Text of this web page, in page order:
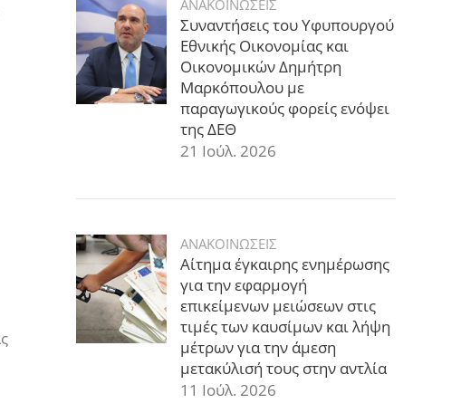
ΑΝΑΚΟΙΝΩΣΕΙΣ
Συναντήσεις του Υφυπουργού
Εθνικής Οικονομίας και
Οικονομικών Δημήτρη
Μαρκόπουλου με
παραγωγικούς φορείς ενόψει
της ΔΕΘ
21 Ιούλ. 2026
ΑΝΑΚΟΙΝΩΣΕΙΣ
Αίτημα έγκαιρης ενημέρωσης
για την εφαρμογή
επικείμενων μειώσεων στις
τιμές των καυσίμων και λήψη
μέτρων για την άμεση
μετακύλισή τους στην αντλία
11 Ιούλ. 2026